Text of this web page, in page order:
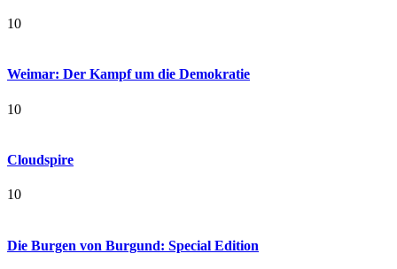
10
Weimar: Der Kampf um die Demokratie
10
Cloudspire
10
Die Burgen von Burgund: Special Edition